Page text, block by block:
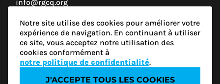
Notre site utilise des cookies pour améliorer votre
expérience de navigation. En continuant à utiliser
ce site, vous acceptez notre utilisation des
cookies conformément à
notre politique de confidentialité.
J'ACCEPTE TOUS LES COOKIES
info@rgcq.org
MONTRÉAL
QUÉBEC
OUTAOUAIS
ESTRIE